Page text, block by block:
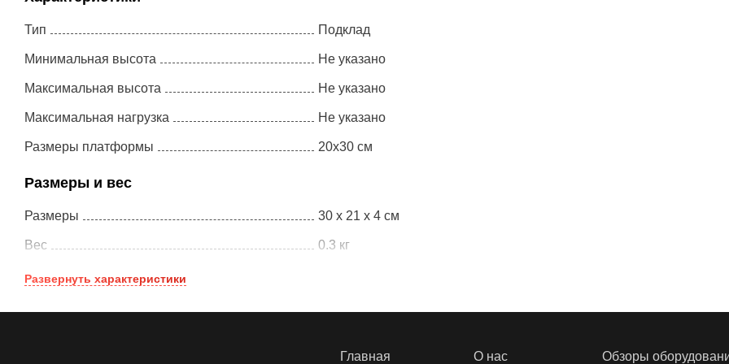
Тип Подклад
Минимальная высота Не указано
Максимальная высота Не указано
Максимальная нагрузка Не указано
Размеры платформы 20x30 см
Размеры и вес
Размеры 30 x 21 x 4 см
Вес 0.3 кг
Развернуть характеристики
Главная О нас Обзоры